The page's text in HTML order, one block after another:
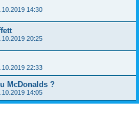
14:30
20:25
22:33
McDonalds ?
14:05